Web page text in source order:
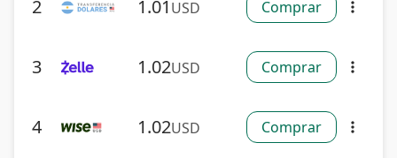
2 1.01 USD Comprar more_vert
3 1.02USD Comprar more_vert
4 1.02USD Comprar more_vert